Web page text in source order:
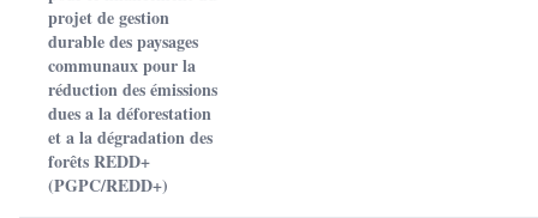
projet de gestion
durable des paysages
communaux pour la
réduction des émissions
dues a la déforestation
et a la dégradation des
forêts REDD+
(PGPC/REDD+)